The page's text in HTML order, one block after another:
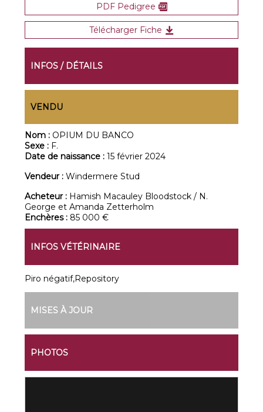
PDF Pedigree
Télécharger Fiche
INFOS / DÉTAILS
VENDU
Nom : OPIUM DU BANCO
Sexe : F.
Date de naissance :15 février 2024
Vendeur :Windermere Stud
Acheteur : Hamish Macauley Bloodstock / N.
George et Amanda Zetterholm
Enchères : 85 000 €
INFOS VÉTÉRINAIRE
Piro négatif,Repository
MISES À JOUR
PHOTOS